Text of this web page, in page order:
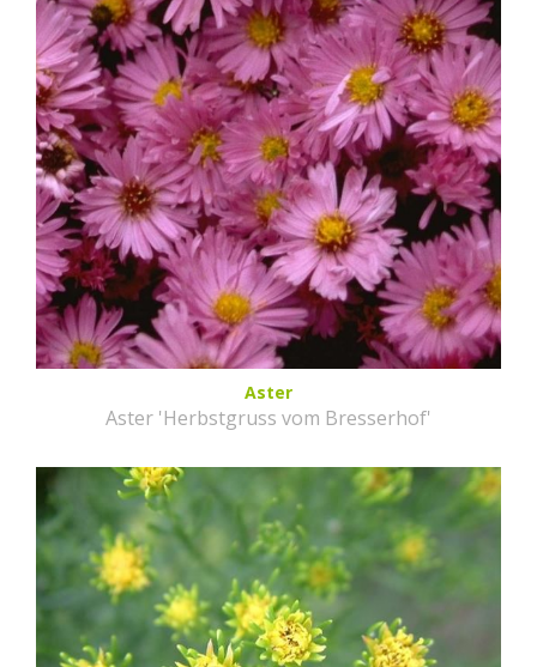
Aster
Aster 'Herbstgruss vom Bresserhof'